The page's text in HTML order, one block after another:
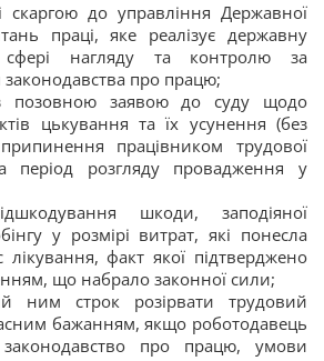
скаргою до управління Державної
праці, яке реалізує державну
нагляду та контролю за
про працю;
позовною заявою до суду щодо
цькування та їх усунення (без
працівником трудової
період розгляду провадження у
шкоди, заподіяної
у розмірі витрат, які понесла
лікування, факт якої підтверджено
що набрало законної сили;
ним строк розірвати трудовий
бажанням, якщо роботодавець
про працю, умови